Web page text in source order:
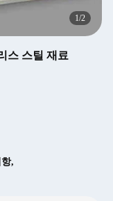
2/2
스 스틸 재료
,